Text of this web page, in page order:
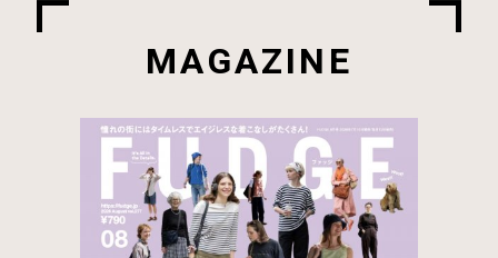
MAGAZINE